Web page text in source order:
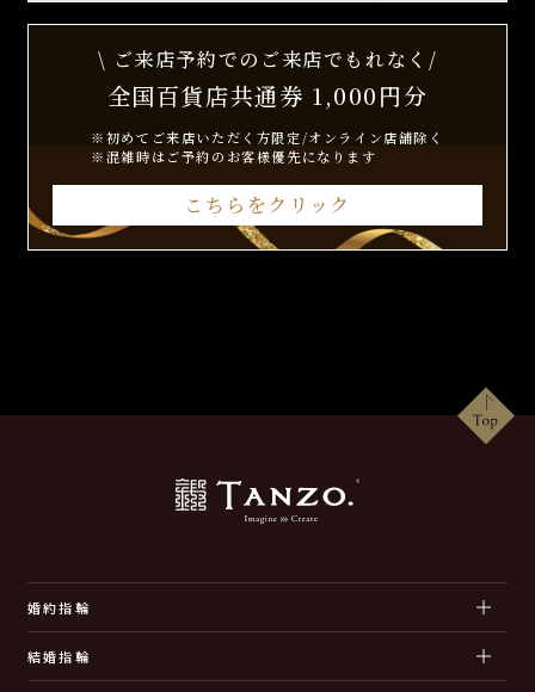
\ ご来店予約でのご来店でもれなく/
全国百貨店共通券 1,000円分
※初めてご来店いただく方限定/オンライン店舗除く
※混雑時はご予約のお客様優先になります
こちらをクリック
婚約指輪
結婚指輪